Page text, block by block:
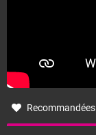
Recommandées